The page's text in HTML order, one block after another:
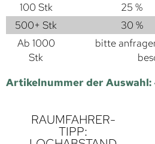
100 Stk
25 %
500+ Stk
30 %
Ab 1000
Stk
bitte
Artikelnummer der Auswahl:
RAUMFAHRER-
TIPP: